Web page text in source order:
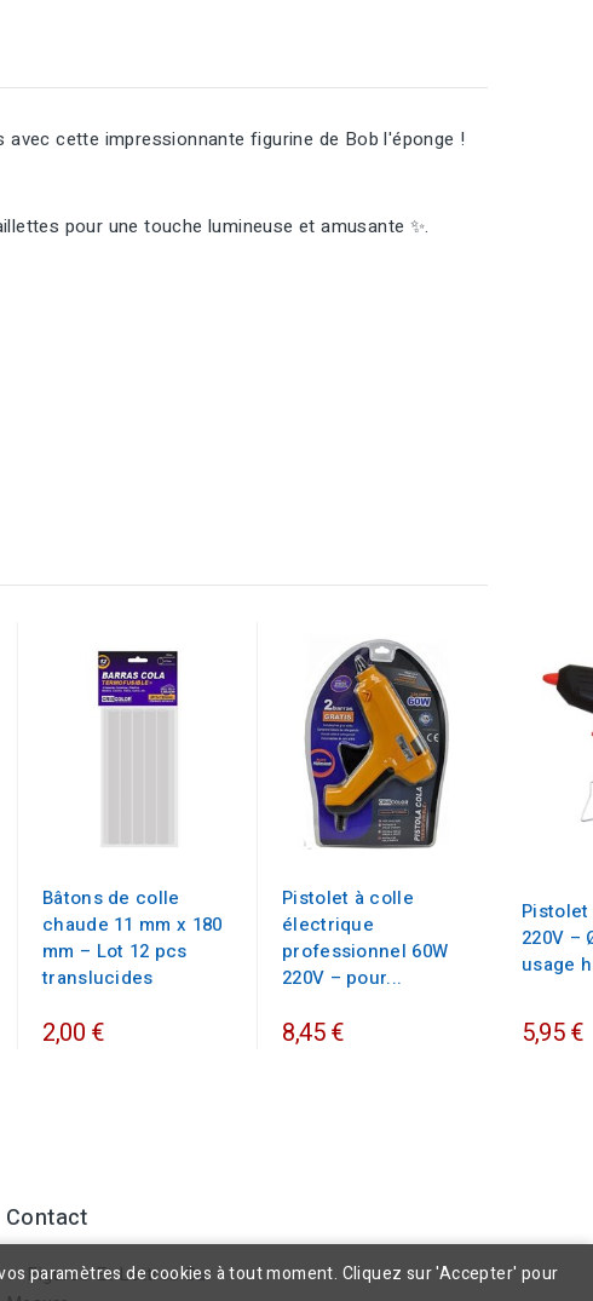
cette impressionnante figurine de Bob l'éponge !
pour une touche lumineuse et amusante ✨.
Bâtons de colle
chaude 11 mm x 180
mm – Lot 12 pcs
translucides
2,00 €
Pistolet à colle
électrique
professionnel 60W
220V – pour...
8,45 €
Pistolet
220V –
usage
5,95 €
Contact
Figures Et Lettres Sur
paramètres de cookies à tout moment. Cliquez sur 'Accepter' pour